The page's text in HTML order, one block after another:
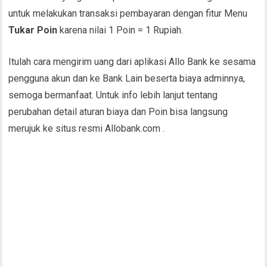
untuk melakukan transaksi pembayaran dengan fitur Menu
Tukar Poin karena nilai 1 Poin = 1 Rupiah.
Itulah cara mengirim uang dari aplikasi Allo Bank ke sesama
pengguna akun dan ke Bank Lain beserta biaya adminnya,
semoga bermanfaat. Untuk info lebih lanjut tentang
perubahan detail aturan biaya dan Poin bisa langsung
merujuk ke situs resmi Allobank.com .